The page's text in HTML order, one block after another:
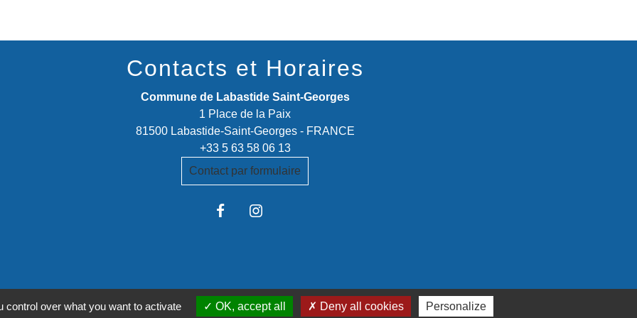
Contacts et Horaires
Commune de Labastide Saint-Georges
1 Place de la Paix
81500 Labastide-Saint-Georges - FRANCE
+33 5 63 58 06 13
Contact par formulaire
over what you want to activate OK, accept all Deny all cookies Personalize